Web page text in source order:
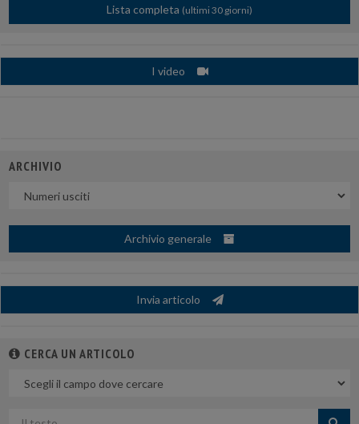
Lista completa (ultimi 30 giorni)
I video
ARCHIVIO
Archivio generale
Invia articolo
CERCA UN ARTICOLO
campo